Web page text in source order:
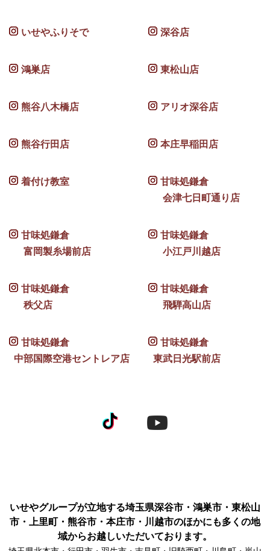
いせやふりそで 深谷店
鴻巣店 東松山店
熊谷八木橋店 アリオ深谷店
熊谷行田店 本庄早稲田店
着付け教室
甘味処鎌倉
会津七日町通り店
甘味処鎌倉
富岡製糸場前店
甘味処鎌倉
小江戸川越店
甘味処鎌倉
秩父店
甘味処鎌倉
飛騨高山店
甘味処鎌倉
中部国際空港セントレア店
甘味処鎌倉
東武日光駅前店
いせやグループが立地する埼玉県深谷市・鴻巣市・東松山
市・上里町・熊谷市・本庄市・川越市のほかにも多くの地
域からお越しいただいております。